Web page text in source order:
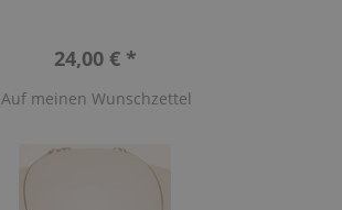
24,00 € *
Auf meinen Wunschzettel